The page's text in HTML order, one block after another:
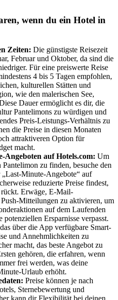
wenn du ein Hotel in
Zeiten: Die günstigste Reisezeit
Februar und Oktober, da sind die
Für eine preiswerte Reise
4 bis 5 Tagen empfohlen,
kulturellen Stätten und
wie den malerischen See,
Dauer ermöglicht es dir, die
Pantelimons zu würdigen und
Preis-Leistungs-Verhältnis zu
die Preise in diesen Monaten
attraktiveren Option für
macht.
Angeboten auf Hotels.com: Um
zu finden, besuche den
Minute-Angebote“ auf
reduzierte Preise findest,
rückt. Erwäge, E-Mail-
Mitteilungen zu aktivieren, um
auf dem Laufenden
Ersparnisse verpasst.
über die App verfügbare Smart-
und Annehmlichkeiten zu
macht, das beste Angebot zu
gehören, die erfahren, wenn
frei werden, was deine
Urlaub erhöht.
Preise können je nach
Sternebewertung und